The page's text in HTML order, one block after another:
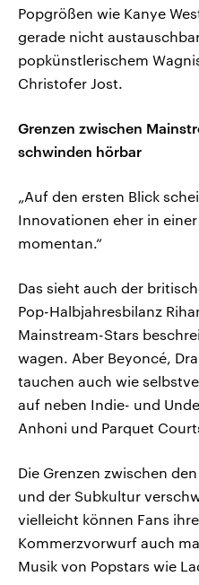
Popgrößen wie Kanye
gerade nicht
popkünstlerischem
Christofer Jost.
Grenzen zwischen
schwinden hörbar
„Auf den ersten Blick
Innovationen eher in
momentan.“
Das sieht auch der
Pop-Halbjahresbilanz
Mainstream-Stars
wagen. Aber Beyoncé,
tauchen auch wie
auf neben Indie- und
Anhoni und Parquet
Die Grenzen zwischen
und der Subkultur
vielleicht können Fans
Kommerzvorwurf auch
Musik von Popstars wie